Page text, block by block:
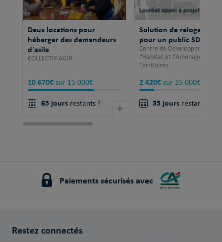
Deux locations pour
héberger des demandeurs
d'asile
COLLECTIF AGIR
10 670€ sur 15 000€
65 jours restants ! +
Solution de relogement
pour un public SDF
Centre de Développement
l'Habitat et l'Aménagement
Territoires
2 420€ sur 15 000€
35 jours restants !
Paiements sécurisés avec
Restez connectés